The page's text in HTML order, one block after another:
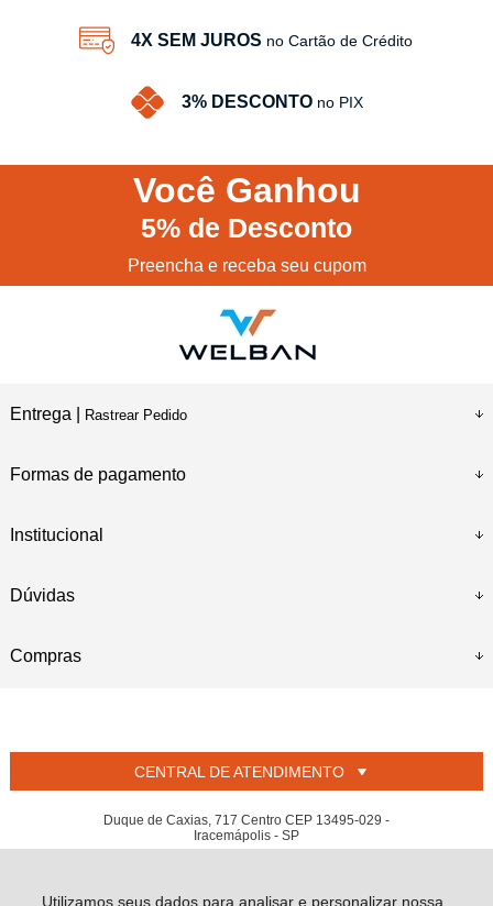
Utilizamos seus dados para analisar e personalizar nossa
4X SEM JUROS no Cartão de Crédito
3% DESCONTO no PIX
Você Ganhou
5% de Desconto
Preencha e receba seu cupom
Entrega | Rastrear Pedido
Formas de pagamento
Institucional
Dúvidas
Compras
CENTRAL DE ATENDIMENTO
Duque de Caxias, 717 Centro CEP 13495-029 -
Iracemápolis - SP
Todos os direitos reservados
- 2026